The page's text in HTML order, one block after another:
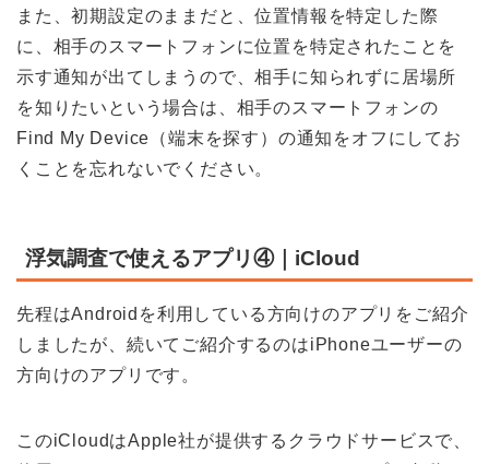
また、初期設定のままだと、位置情報を特定した際
に、相手のスマートフォンに位置を特定されたことを
示す通知が出てしまうので、相手に知られずに居場所
を知りたいという場合は、相手のスマートフォンの
Find My Device （端末を探す）の通知をオフにしてお
くことを忘れないでください。
浮気調査で使えるアプリ④｜iCloud
先程はAndroid を利用している方向けのアプリをご紹介
しましたが、続いてご紹介するのはiPhoneユーザーの
方向けのアプリです。
このiCloudはApple社が提供するクラウドサービスで、